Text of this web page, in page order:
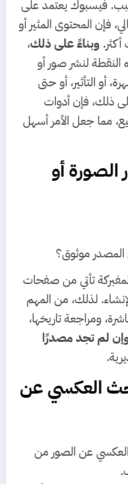
فيسبوك يعتمد على
فإن المحتوى المثير أو
وبناءً على ذلك،
لنشر صور أو
أو التأثير، أو حتى
ذلك، فإن أدوات
مما جعل الأمر أسهل
أو
موثوق؟
تأتي من صفحات
لذلك، من المهم
ومراجعة تاريخها،
لم تجد مصدرًا
العكسي عن
عن الصور من